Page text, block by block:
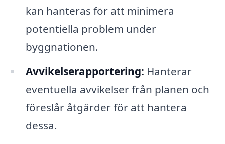
kan hanteras för att minimera
potentiella problem under
byggnationen.
Avvikelserapportering: Hanterar
eventuella avvikelser från planen och
föreslår åtgärder för att hantera
dessa.